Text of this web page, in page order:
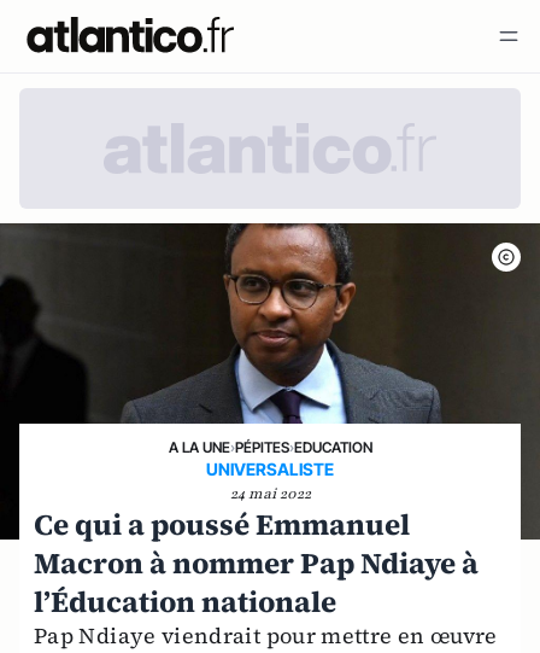
A LA UNE›PÉPITES›EDUCATION
UNIVERSALISTE
24 mai 2022
Ce qui a poussé Emmanuel
Macron à nommer Pap Ndiaye à
l’Éducation nationale
Pap Ndiaye viendrait pour mettre en œuvre